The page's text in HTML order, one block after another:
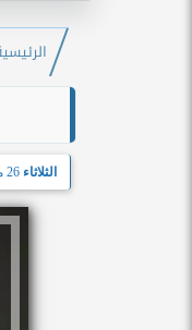
الثلاثاء 26 مايو 2026